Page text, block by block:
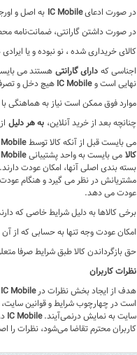
در صورت ادعایIC Mobile به اصل و
در صورت داشتن گارانتی، ضمانت‌نامه
کالای خریداری شده ، نو نبوده و یا
اجناسی که دارای گارانتیهستند می
نهایی است وIC Mobile هیچ دخل و
موارد فوق ممکن است نیاز به هماهنگی با متخصصین
چنانچه بعد از خرید آنلاین، به هر دلیل
می بایست قبل از آنکه کالا توسط
کالا می بایست به واحد پشتیبانی
بسته بندی اصلی آنها، امکان عودت
مشتریانش در نظر می گیرد و هنگام
عودت می دهد.
برخی کالاها به دلیل شرایط خاصی که
امکان عودت وجه تنها به حسابی که از
حق بازگرداندن کالا طبق شرایط صرفا
نظرات کاربران
هدف از ایجاد بخش نظرات درIC Mobile
است در چهارچوب شرایط و قوانین سایت،
سایت به نمایش درنمی‌آیند.IC Mobile
کاربران محترم تقاضا می‌شود، نظرات را